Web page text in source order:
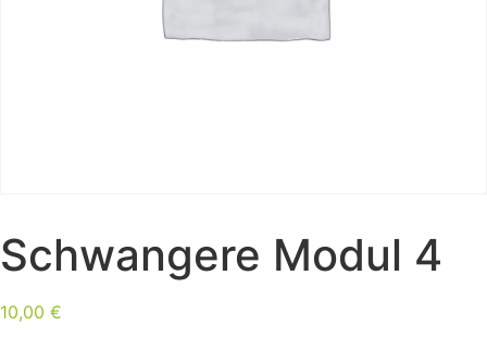
Schwangere Modul 4
10,00 €